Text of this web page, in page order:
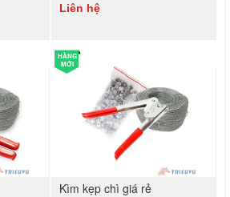
Liên hệ
HÀNG
MỚI
Kìm kẹp chì giá rẻ